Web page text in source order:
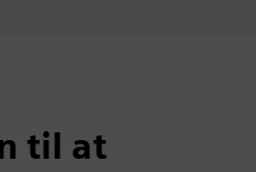
til at